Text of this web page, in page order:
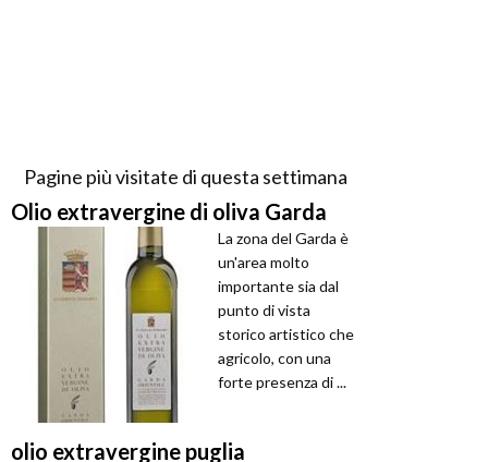
Pagine più visitate di questa settimana
Olio extravergine di oliva Garda
La zona del Garda è
un'area molto
importante sia dal
punto di vista
storico artistico che
agricolo, con una
forte presenza di ...
olio extravergine puglia